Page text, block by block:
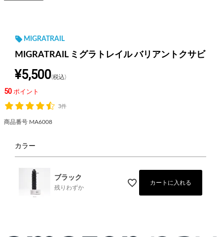
MIGRATRAIL
MIGRATRAIL ミグラトレイル バリアントクサビ
¥5,500 税込
50 ポイント
3件
商品番号 MA6008
カラー
ブラック
残りわずか
カートに入れる